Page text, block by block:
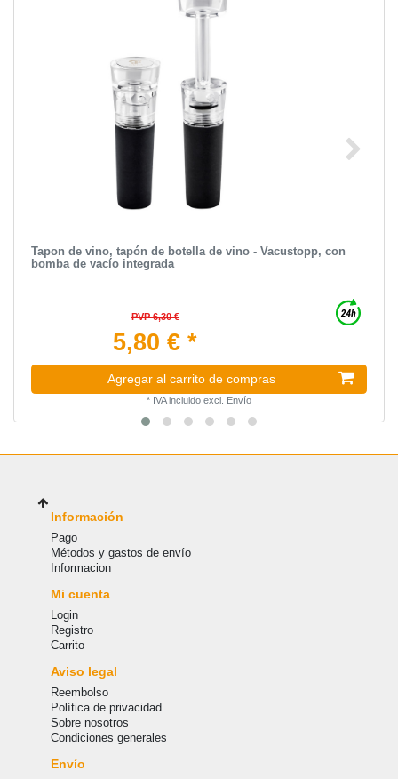
Tapon de vino, tapón de botella de vino - Vacustopp, con
bomba de vacío integrada
PVP 6,30 €
5,80 € *
Agregar al carrito de compras
* IVA incluido excl. Envío
Información
Pago
Métodos y gastos de envío
Informacion
Mi cuenta
Login
Registro
Carrito
Aviso legal
Reembolso
Política de privacidad
Sobre nosotros
Condiciones generales
Envío